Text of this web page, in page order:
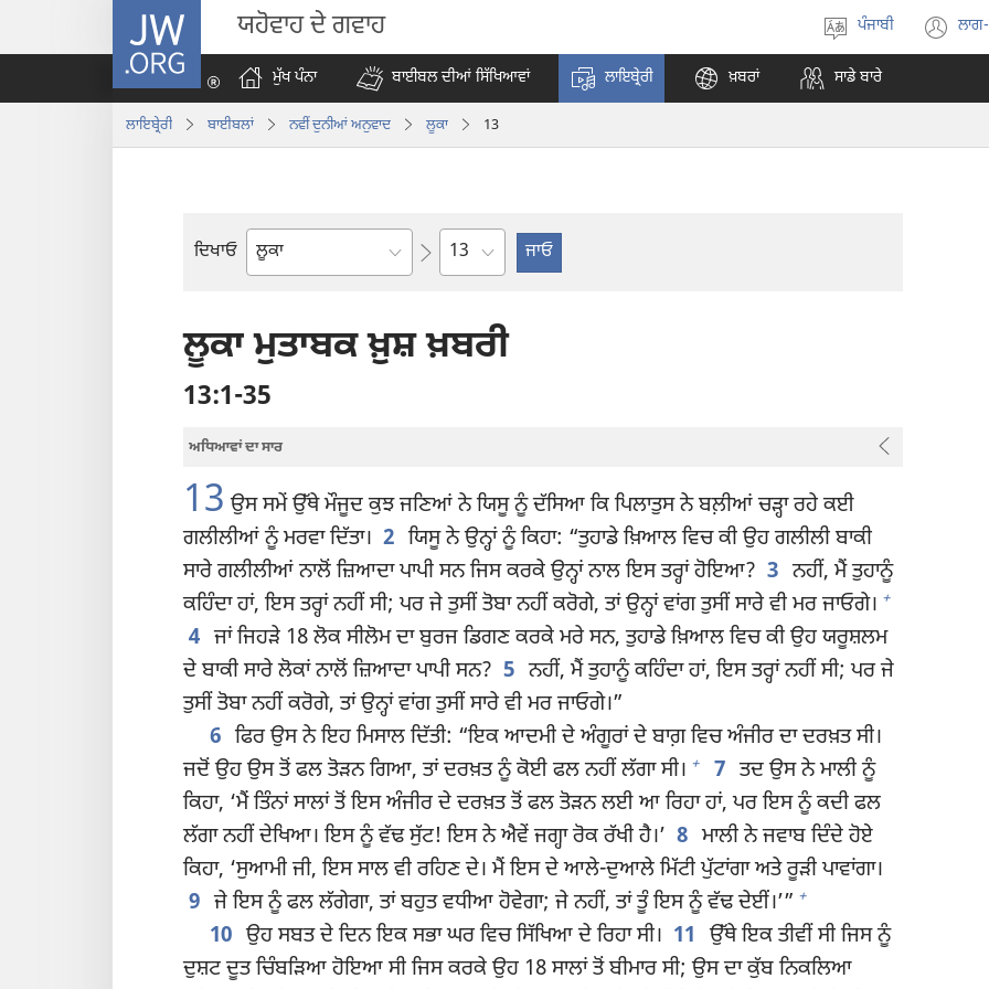
JW.ORG ਯਹੋਵਾਹ ਦੇ ਗਵਾਹ
ਚੁਣੋ
ਪੰਜਾਬੀ
ਮੁੱਖ ਪੰਨਾ ਬਾਈਬਲ ਦੀਆਂ ਸਿੱਖਿਆਵਾਂ ਲਾਇਬ੍ਰੇਰੀ ਖ਼ਬਰਾਂ ਸਾਡੇ ਬਾਰੇ
ਲਾਇਬ੍ਰੇਰੀ ਬਾਈਬਲਾਂ ਨਵੀੰ ਦੁਨੀਆਂ ਅਨੁਵਾਦ ਲੂਕਾ 13
ਦਿਖਾਓ
ਬਾਈਬਲ
Chapter
ਲੂਕਾ ਮੁਤਾਬਕ ਖ਼ੁਸ਼ ਖ਼ਬਰੀ
13:1-35
ਅਧਿਆਵਾਂ ਦਾ ਸਾਰ
13 ਉਸ ਸਮੇਂ ਉੱਥੇ ਮੌਜੂਦ ਕੁਝ ਜਣਿਆਂ ਨੇ ਯਿਸੂ ਨੂੰ ਦੱਸਿਆ ਕਿ ਪਿਲਾਤੁਸ ਨੇ ਬਲ਼ੀਆਂ ਚੜ੍ਹਾ ਰਹੇ ਕਈ
ਗਲੀਲੀਆਂ ਨੂੰ ਮਰਵਾ ਦਿੱਤਾ। 2 ਯਿਸੂ ਨੇ ਉਨ੍ਹਾਂ ਨੂੰ ਕਿਹਾ: “ਤੁਹਾਡੇ ਖ਼ਿਆਲ ਵਿਚ ਕੀ ਉਹ ਗਲੀਲੀ ਬਾਕੀ
ਸਾਰੇ ਗਲੀਲੀਆਂ ਨਾਲੋਂ ਜ਼ਿਆਦਾ ਪਾਪੀ ਸਨ ਜਿਸ ਕਰਕੇ ਉਨ੍ਹਾਂ ਨਾਲ ਇਸ ਤਰ੍ਹਾਂ ਹੋਇਆ? 3 ਨਹੀਂ, ਮੈਂ ਤੁਹਾਨੂੰ
ਕਹਿੰਦਾ ਹਾਂ, ਇਸ ਤਰ੍ਹਾਂ ਨਹੀਂ ਸੀ; ਪਰ ਜੇ ਤੁਸੀਂ ਤੋਬਾ ਨਹੀਂ ਕਰੋਗੇ, ਤਾਂ ਉਨ੍ਹਾਂ ਵਾਂਗ ਤੁਸੀਂ ਸਾਰੇ ਵੀ ਮਰ ਜਾਓਗੇ। +
4 ਜਾਂ ਜਿਹੜੇ 18 ਲੋਕ ਸੀਲੋਮ ਦਾ ਬੁਰਜ ਡਿਗਣ ਕਰਕੇ ਮਰੇ ਸਨ, ਤੁਹਾਡੇ ਖ਼ਿਆਲ ਵਿਚ ਕੀ ਉਹ ਯਰੂਸ਼ਲਮ
ਦੇ ਬਾਕੀ ਸਾਰੇ ਲੋਕਾਂ ਨਾਲੋਂ ਜ਼ਿਆਦਾ ਪਾਪੀ ਸਨ? 5 ਨਹੀਂ, ਮੈਂ ਤੁਹਾਨੂੰ ਕਹਿੰਦਾ ਹਾਂ, ਇਸ ਤਰ੍ਹਾਂ ਨਹੀਂ ਸੀ; ਪਰ ਜੇ
ਤੁਸੀਂ ਤੋਬਾ ਨਹੀਂ ਕਰੋਗੇ, ਤਾਂ ਉਨ੍ਹਾਂ ਵਾਂਗ ਤੁਸੀਂ ਸਾਰੇ ਵੀ ਮਰ ਜਾਓਗੇ।”
6 ਫਿਰ ਉਸ ਨੇ ਇਹ ਮਿਸਾਲ ਦਿੱਤੀ: “ਇਕ ਆਦਮੀ ਦੇ ਅੰਗੂਰਾਂ ਦੇ ਬਾਗ਼ ਵਿਚ ਅੰਜੀਰ ਦਾ ਦਰਖ਼ਤ ਸੀ।
ਜਦੋਂ ਉਹ ਉਸ ਤੋਂ ਫਲ ਤੋੜਨ ਗਿਆ, ਤਾਂ ਦਰਖ਼ਤ ਨੂੰ ਕੋਈ ਫਲ ਨਹੀਂ ਲੱਗਾ ਸੀ। + 7 ਤਦ ਉਸ ਨੇ ਮਾਲੀ ਨੂੰ
ਕਿਹਾ, ‘ਮੈਂ ਤਿੰਨਾਂ ਸਾਲਾਂ ਤੋਂ ਇਸ ਅੰਜੀਰ ਦੇ ਦਰਖ਼ਤ ਤੋਂ ਫਲ ਤੋੜਨ ਲਈ ਆ ਰਿਹਾ ਹਾਂ, ਪਰ ਇਸ ਨੂੰ ਕਦੀ ਫਲ
ਲੱਗਾ ਨਹੀਂ ਦੇਖਿਆ। ਇਸ ਨੂੰ ਵੱਢ ਸੁੱਟ! ਇਸ ਨੇ ਐਵੇਂ ਜਗ੍ਹਾ ਰੋਕ ਰੱਖੀ ਹੈ।’ 8 ਮਾਲੀ ਨੇ ਜਵਾਬ ਦਿੰਦੇ ਹੋਏ
ਕਿਹਾ, ‘ਸੁਆਮੀ ਜੀ, ਇਸ ਸਾਲ ਵੀ ਰਹਿਣ ਦੇ। ਮੈਂ ਇਸ ਦੇ ਆਲੇ-ਦੁਆਲੇ ਮਿੱਟੀ ਪੁੱਟਾਂਗਾ ਅਤੇ ਰੂੜੀ ਪਾਵਾਂਗਾ।
9 ਜੇ ਇਸ ਨੂੰ ਫਲ ਲੱਗੇਗਾ, ਤਾਂ ਬਹੁਤ ਵਧੀਆ ਹੋਵੇਗਾ; ਜੇ ਨਹੀਂ, ਤਾਂ ਤੂੰ ਇਸ ਨੂੰ ਵੱਢ ਦੇਈਂ।’” +
10 ਉਹ ਸਬਤ ਦੇ ਦਿਨ ਇਕ ਸਭਾ ਘਰ ਵਿਚ ਸਿੱਖਿਆ ਦੇ ਰਿਹਾ ਸੀ। 11 ਉੱਥੇ ਇਕ ਤੀਵੀਂ ਸੀ ਜਿਸ ਨੂੰ
ਦੁਸ਼ਟ ਦੂਤ ਚਿੰਬੜਿਆ ਹੋਇਆ ਸੀ ਜਿਸ ਕਰਕੇ ਉਹ 18 ਸਾਲਾਂ ਤੋਂ ਬੀਮਾਰ ਸੀ; ਉਸ ਦਾ ਕੁੱਬ ਨਿਕਲਿਆ